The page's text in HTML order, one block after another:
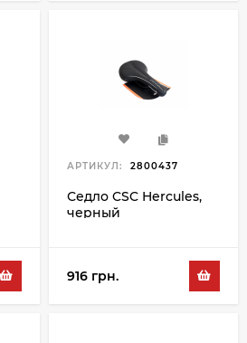
АРТИКУЛ: 2800437
Седло CSC Hercules,
черный
916 грн.